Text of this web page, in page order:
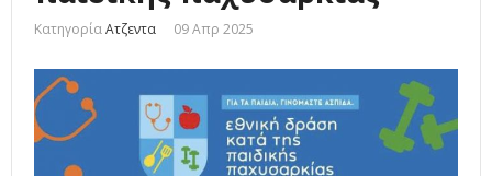
ΚατηγορίαΑτζεντα 09 Απρ 2025